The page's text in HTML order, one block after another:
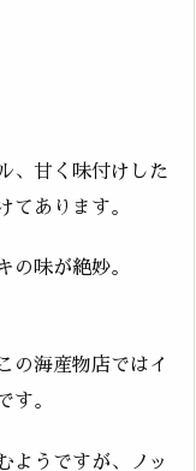
、甘く味付けした
てあります。
の味が絶妙。
の海産物店ではイ
す。
ようですが、ノッ